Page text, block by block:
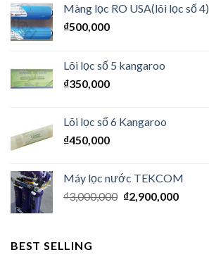
Màng lọc RO USA(lõi lọc số 4)
₫500,000
Lõi lọc số 5 kangaroo
₫350,000
Lõi lọc số 6 Kangaroo
₫450,000
Máy lọc nước TEKCOM
₫3,000,000 ₫2,900,000
BEST SELLING